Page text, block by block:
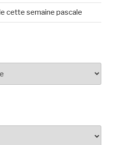
cette semaine pascale